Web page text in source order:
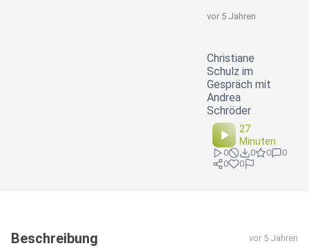
vor 5 Jahren
Christiane
Schulz im
Gespräch mit
Andrea
Schröder
27
Minuten
0 0 0
0
0
0
Beschreibung vor 5 Jahren